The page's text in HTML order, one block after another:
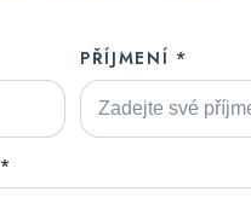
PŘÍJMENÍ *